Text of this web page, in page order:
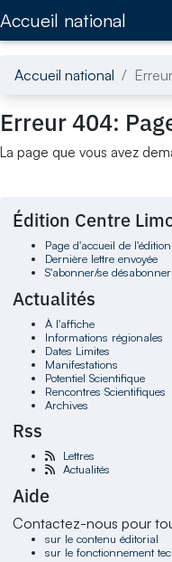
Accueil national
Accueil national
Erreur 404:
La page que vous avez
Édition Centre
Page d'accueil de
Dernière lettre envoyée
S'abonner/se désabonner
Actualités
À l'affiche
Informations régionales
Dates Limites
Manifestations
Potentiel Scientifique
Rencontres Scientifiques
Archives
Rss
Lettres
Actualités
Aide
Contactez-nous pour
sur le contenu éditorial
sur le fonctionnement